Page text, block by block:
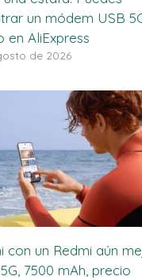
un módem USB
en AliExpress
de 2026
con un Redmi aún
7500 mAh, precio